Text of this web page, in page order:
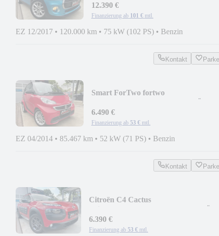
12.390 €
Finanzierung ab 101 € mtl.
EZ 12/2017 • 120.000 km • 75 kW (102 PS) • Benzin
Kontakt
Smart ForTwo fortwo
2028
6.490 €
Finanzierung ab 53 € mtl.
EZ 04/2014 • 85.467 km • 52 kW (71 PS) • Benzin
Kontakt
Citroën C4 Cactus
27
6.390 €
Finanzierung ab 53 € mtl.